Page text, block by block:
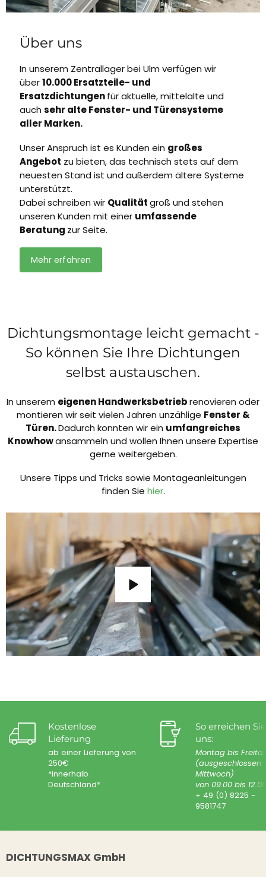
Über uns
In unserem Zentrallager bei Ulm verfügen wir
über10.000 Ersatzteile- und
Ersatzdichtungenfür aktuelle, mittelalte und
auch sehr alte Fenster- und Türensysteme
aller Marken.
Unser Anspruch ist es Kunden ein großes
Angebot zu bieten, das technisch stets auf dem
neuesten Stand ist und außerdem ältere Systeme
unterstützt.
Dabei schreiben wir Qualitätgroß und stehen
unseren Kunden mit einer umfassende
Beratung zur Seite.
Mehr erfahren
Dichtungsmontage leicht gemacht -
So können Sie Ihre Dichtungen
selbst austauschen.
In unserem eigenen Handwerksbetriebrenovieren oder
montieren wir seit vielen Jahren unzählige Fenster &
Türen.Dadurch konnten wir ein umfangreiches
Knowhowansammeln und wollen Ihnen unsere Expertise
gerne weitergeben.
Unsere Tipps und Tricks sowie Montageanleitungen
finden Sie hier.
Kostenlose
Lieferung
ab einer Lieferung von
250€
*innerhalb
Deutschland*
So erreichen Sie
uns:
Montag bis
(ausgeschlossen
Mittwoch)
von 09.00 bis
+ 49 (0) 8225 -
9581747
DICHTUNGSMAX GmbH